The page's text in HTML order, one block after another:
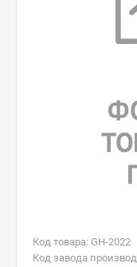
Код товара: GH-2022
Код завода